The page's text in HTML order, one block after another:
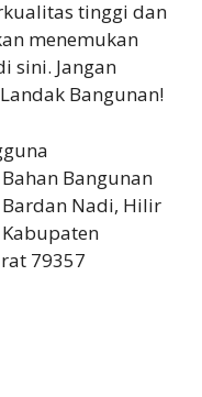
tinggi dan
menemukan
sini. Jangan
Bangunan!
Bangunan
Bardan Nadi, Hilir
Kabupaten
79357